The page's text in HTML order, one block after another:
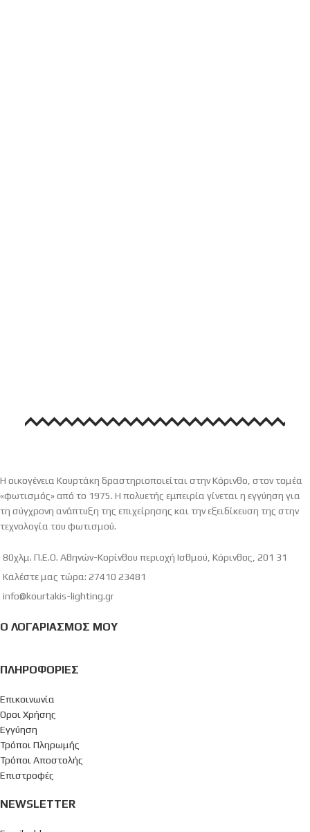
Η οικογένεια Κουρτάκη δραστηριοποιείται στην Κόρινθο, στον τομέα
«φωτισμός» από το 1975. Η πολυετής εμπειρία γίνεται η εγγύηση για
τη σύγχρονη ανάπτυξη της επιχείρησης και την εξειδίκευση της στην
τεχνολογία του φωτισμού.
80χλμ. Π.Ε.Ο. Αθηνών-Κορίνθου περιοχή Ισθμού, Κόρινθος, 201 31
Καλέστε μας τώρα: 27410 23481
info@kourtakis-lighting.gr
Ο ΛΟΓΑΡΙΑΣΜΌΣ ΜΟΥ
ΠΛΗΡΟΦΟΡΊΕΣ
Επικοινωνία
Όροι Χρήσης
Εγγύηση
Τρόποι Πληρωμής
Τρόποι Αποστολής
Επιστροφές
NEWSLETTER